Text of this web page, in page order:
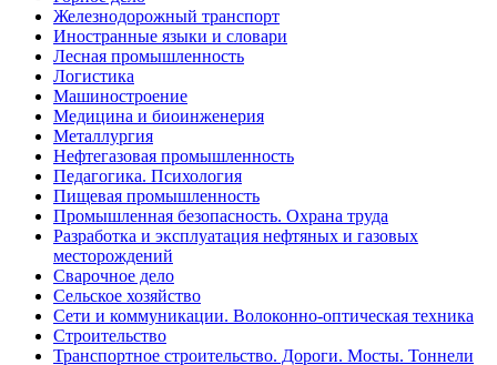
Железнодорожный транспорт
Иностранные языки и словари
Лесная промышленность
Логистика
Машиностроение
Медицина и биоинженерия
Металлургия
Нефтегазовая промышленность
Педагогика. Психология
Пищевая промышленность
Промышленная безопасность. Охрана труда
Разработка и эксплуатация нефтяных и газовых
месторождений
Сварочное дело
Сельское хозяйство
Сети и коммуникации. Волоконно-оптическая техника
Строительство
Транспортное строительство. Дороги. Мосты. Тоннели